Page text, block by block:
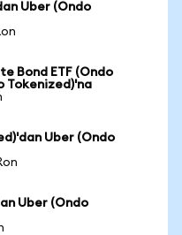
Uber (Ondo
Bond ETF (Ondo
Tokenized)'na
Uber (Ondo
Uber (Ondo